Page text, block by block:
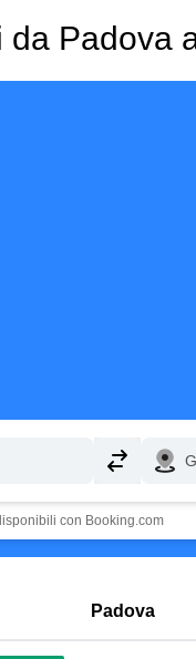
da Padova
con Booking.com
Padova